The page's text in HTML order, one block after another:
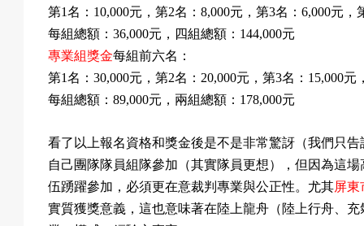
第1名： 10,000元，第2名：8,000元 ，第3名：6,000元，
每組總額：36,000元 ， 四組總額： 144,000元
專業組獎金每組前六名：
第1名：30,000元，第2名：20,000元，第3名： 15,000元
每組總額：89,000元， 兩組總額： 178,000元
看了以上報名資格和獎金後是不是非常驚訝 （我們只
自己團隊隊員組隊參加 （其實隊員更想），但因為這
伍踴躍參加，必須更在意裁判專業與公正性。尤其屏東
實質獲獎意義，這也意味著在陸上龍舟 （陸上行舟、